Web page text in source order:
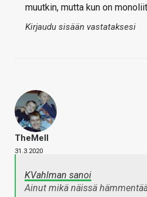
muutkin, mutta kun on
Kirjaudu sisään vastataksesi
TheMeII
31.3.2020
KVahlman sanoi
Ainut mikä näissä